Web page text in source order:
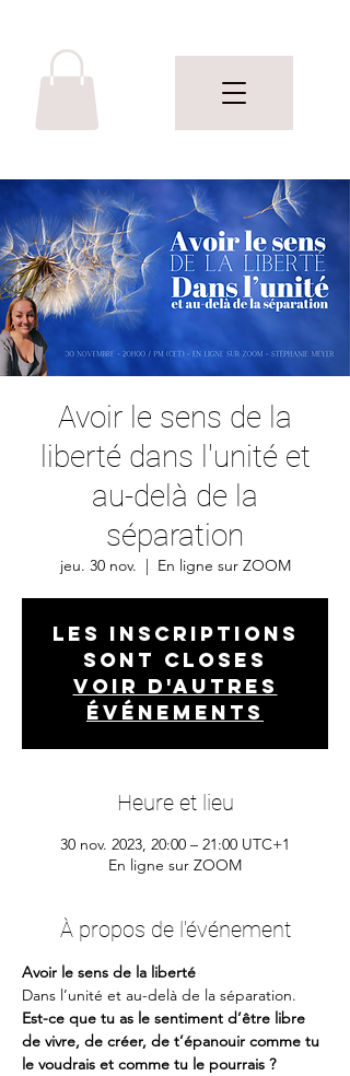
Avoir le sens de la
liberté dans l'unité et
au-delà de la
séparation
jeu. 30 nov.
  |
En ligne sur ZOOM
Les inscriptions
sont closes
Voir d'autres
événements
Heure et lieu
30 nov. 2023, 20:00 – 21:00 UTC+1
En ligne sur ZOOM
À propos de l'événement
Avoir le sens de la liberté
Dans l’unité et au-delà de la séparation.
Est-ce que tu as le sentiment d’être libre
de vivre, de créer, de t’épanouir comme tu
le voudrais et comme tu le pourrais ?